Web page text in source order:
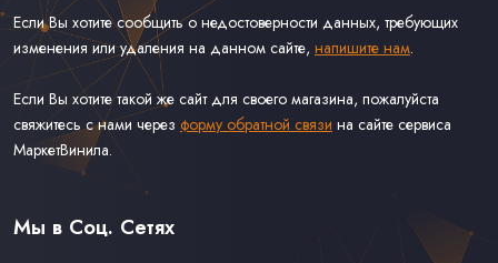
Если Вы хотите сообщить о недостоверности данных, требующих
изменения или удаления на данном сайте, напишите нам.
Если Вы хотите такой же сайт для своего магазина, пожалуйста
свяжитесь с нами через форму обратной связи на сайте сервиса
МаркетВинила.
Весь Каталог Винила на 7''
Рок на 7''
Мы в Соц. Сетях